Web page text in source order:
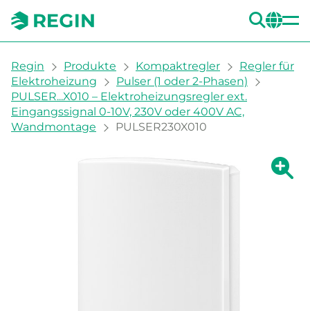
You are here:
Regin Produkte Kompaktregler
Regler für
Elektroheizung
Pulser (1 oder 2-Phasen)
PULSER...X010 – Elektroheizungsregler ext.
Eingangssignal 0-10V, 230V oder 400V AC,
Wandmontage
PULSER230X010
Zeige